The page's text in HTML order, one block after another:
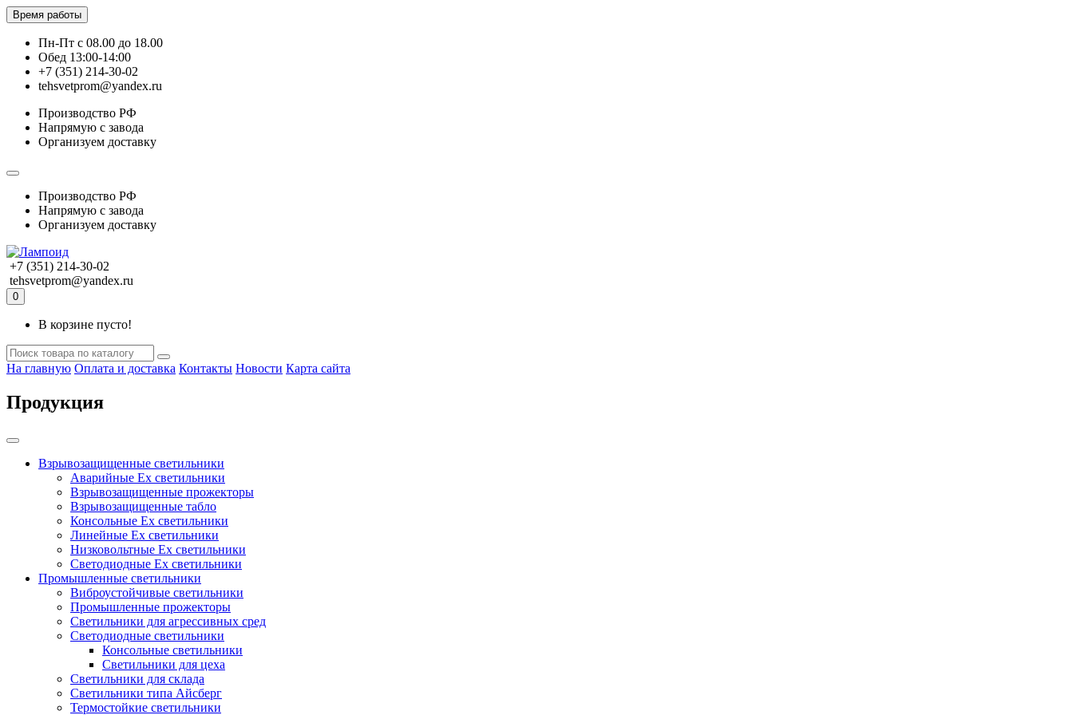
Время работы
Пн-Пт с 08.00 до 18.00
Обед 13:00-14:00
+7 (351) 214-30-02
tehsvetprom@yandex.ru
Производство РФ
Напрямую с завода
Организуем доставку
Производство РФ
Напрямую с завода
Организуем доставку
+7 (351) 214-30-02
tehsvetprom@yandex.ru
0
В корзине пусто!
На главную Оплата и доставка Контакты Новости Карта сайта
Продукция
Взрывозащищенные светильники
Аварийные Ex светильники
Взрывозащищенные прожекторы
Взрывозащищенные табло
Консольные Ех светильники
Линейные Ex светильники
Низковольтные Ex светильники
Светодиодные Ex светильники
Промышленные светильники
Виброустойчивые светильники
Промышленные прожекторы
Светильники для агрессивных сред
Светодиодные светильники
Консольные светильники
Светильники для цеха
Светильники для склада
Светильники типа Айсберг
Термостойкие светильники